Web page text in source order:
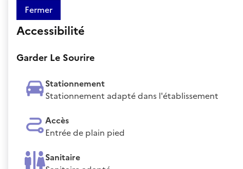
Fermer
Accessibilité
Garder Le Sourire
Stationnement
Stationnement adapté dans l'établissement
Accès
Entrée de plain pied
Sanitaire